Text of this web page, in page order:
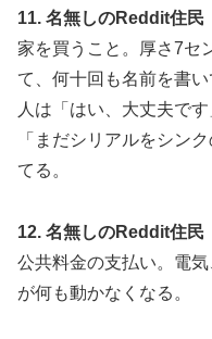
11. 名無しのReddit住民
家を買うこと。厚さ7セ
て、何十回も名前を書
人は「はい、大丈夫で
「まだシリアルをシン
てる。
12. 名無しのReddit住民
公共料金の支払い。電
が何も動かなくなる。